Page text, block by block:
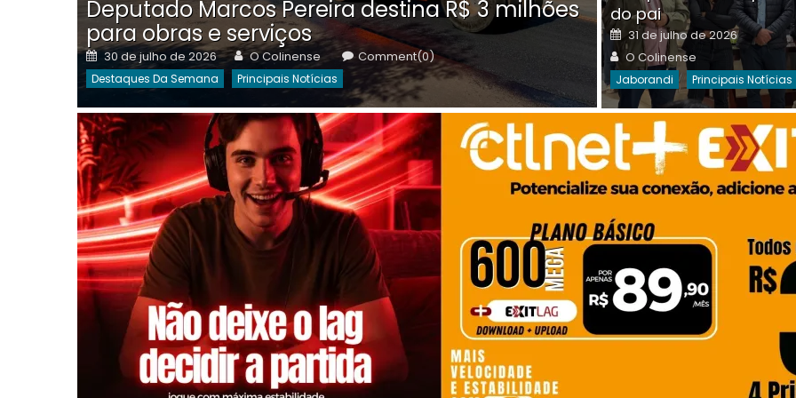
Deputado Marcos Pereira destina R$ 3 milhões
para obras e serviços
Posted
on
30 de julho de 2026 Author
O Colinense Comment(0)
Destaques Da Semana Principais Notícias
on
Destaques Da Semana
do pai
Posted
on
31 de julho de 2026
Author
O Colinense
Jaborandi Principais Notícias